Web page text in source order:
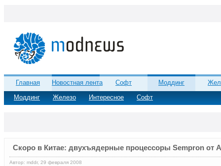
Главная
Новостная лента
Моддинг
Железо Интересное Софт
Софт Моддинг
Скоро в Китае: двухъядерные процессоры Sempron от
Автор: mddr, 29 февраля 2008